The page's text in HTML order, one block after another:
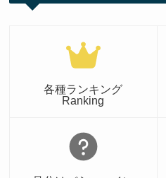
各種ランキング
Ranking